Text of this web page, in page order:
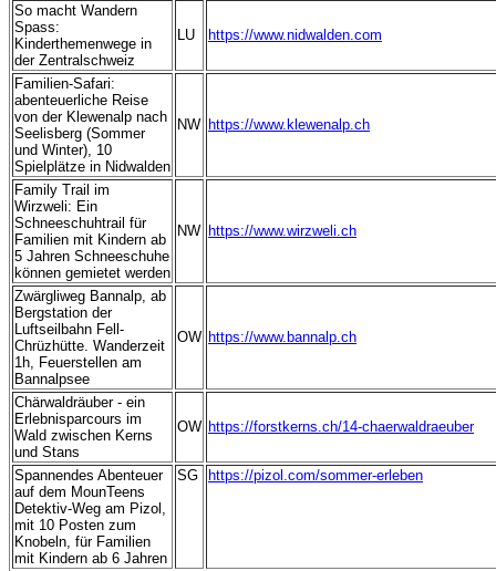
So macht Wandern
Spass:
Kinderthemenwege in
der Zentralschweiz
LU https://www.nidwalden.com
Familien-Safari:
abenteuerliche Reise
von der Klewenalp nach
Seelisberg (Sommer
und Winter), 10
Spielplätze in Nidwalden
NW https://www.klewenalp.ch
Family Trail im
Wirzweli: Ein
Schneeschuhtrail für
Familien mit Kindern ab
5 Jahren Schneeschuhe
können gemietet werden
NW https://www.wirzweli.ch
Zwärgliweg Bannalp, ab
Bergstation der
Luftseilbahn Fell-
Chrüzhütte. Wanderzeit
1h, Feuerstellen am
Bannalpsee
OW https://www.bannalp.ch
Chärwaldräuber - ein
Erlebnisparcours im
Wald zwischen Kerns
und Stans
OW https://forstkerns.ch/14-chaerwaldraeuber
Spannendes Abenteuer
auf dem MounTeens
Detektiv-Weg am Pizol,
mit 10 Posten zum
Knobeln, für Familien
mit Kindern ab 6 Jahren
SG https://pizol.com/sommer-erleben